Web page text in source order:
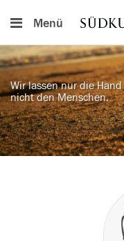
Menü
Wir lassen nur die Hand
nicht den Menschen.